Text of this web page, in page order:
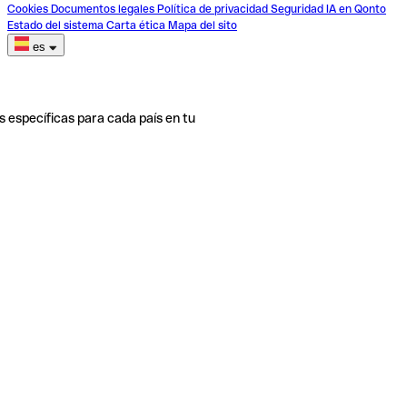
Cookies Documentos legales Política de privacidad Seguridad IA en Qonto
Estado del sistema Carta ética Mapa del sito
es
específicas para cada país en tu